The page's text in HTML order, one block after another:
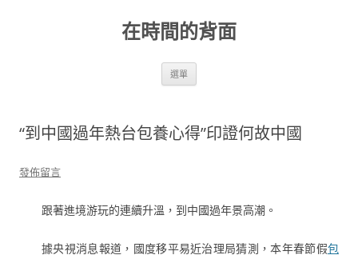
在時間的背面
選單
“到中國過年熱台包養心得”印證何故中國
發佈留言
跟著進境游玩的連續升溫，到中國過年景高潮。
據央視消息報道，國度移平易近治理局猜測，本年春節假包